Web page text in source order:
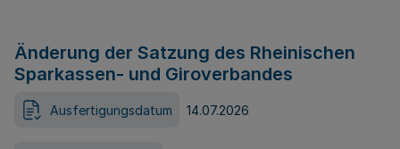
Änderung der Satzung des Rheinischen
Sparkassen- und Giroverbandes
Ausfertigungsdatum 14.07.2026